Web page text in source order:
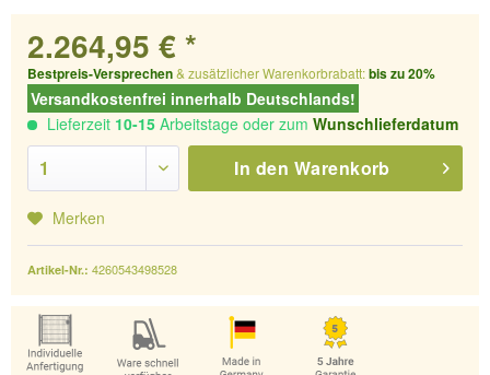
2.264,95 € *
Bestpreis-Versprechen& zusätzlicher Warenkorbrabatt:bis zu 20%
Versandkostenfrei innerhalb Deutschlands!
Lieferzeit 10-15 Arbeitstage oder zum Wunschlieferdatum
In den Warenkorb
Merken
Artikel-Nr.: 4260543498528